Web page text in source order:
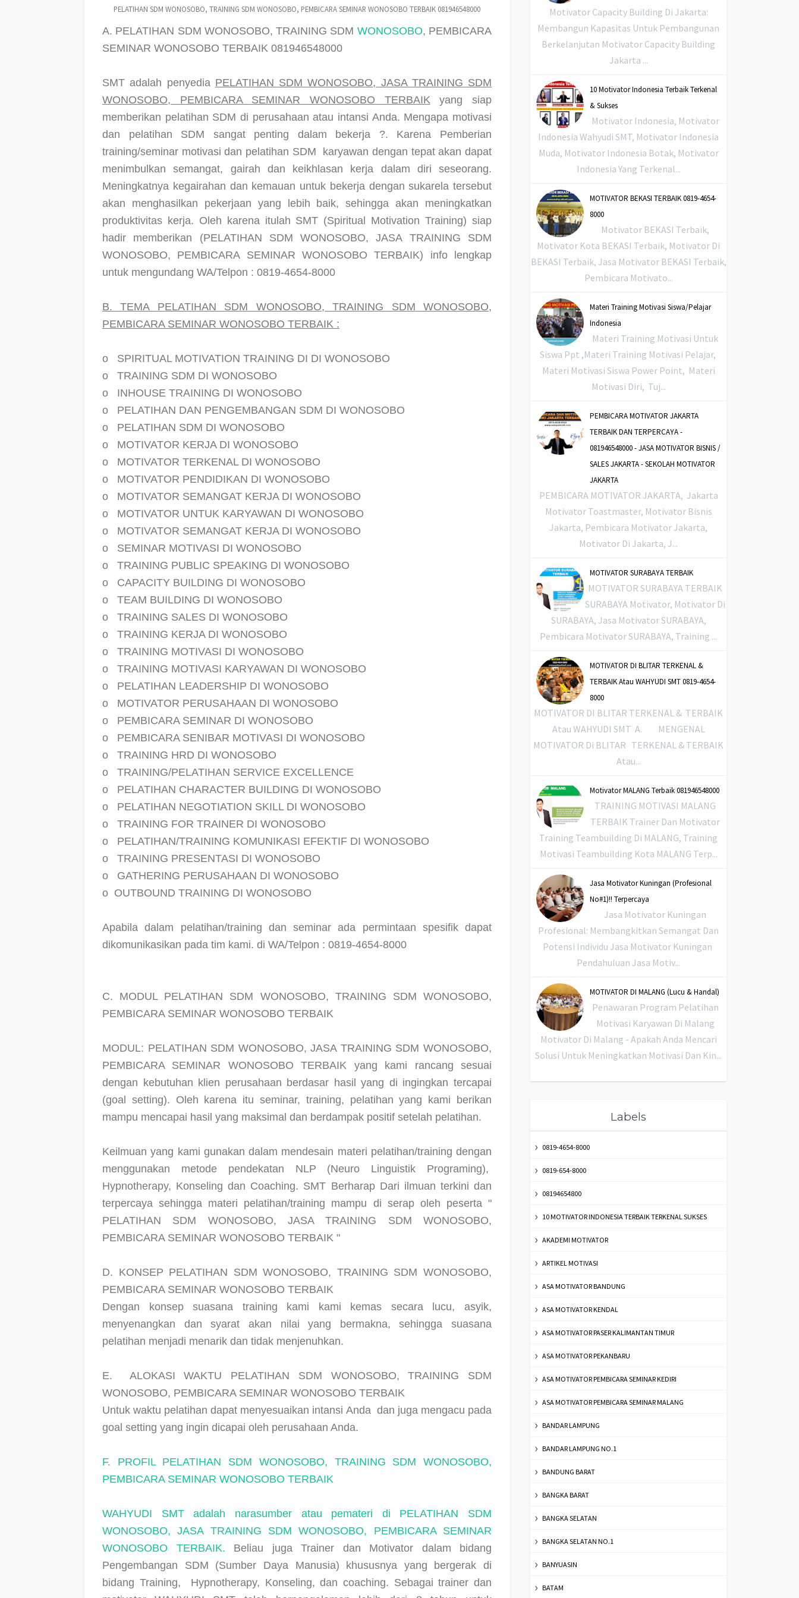
PELATIHAN SDM WONOSOBO, TRAINING SDM WONOSOBO, PEMBICARA SEMINAR WONOSOBO TERBAIK 081946548000
A. PELATIHAN SDM WONOSOBO, TRAINING SDM WONOSOBO, PEMBICARA
SEMINAR WONOSOBO TERBAIK 081946548000
SMT adalah penyedia PELATIHAN SDM WONOSOBO, JASA TRAINING SDM
WONOSOBO, PEMBICARA SEMINAR WONOSOBO TERBAIKyang siap
memberikan pelatihan SDM di perusahaan atau intansi Anda. Mengapa motivasi
dan pelatihan SDM sangat penting dalam bekerja ?. Karena Pemberian
training/seminar motivasi dan pelatihan SDM
karyawan dengan tepat akan dapat
menimbulkan semangat, gairah dan keikhlasan kerja dalam diri seseorang.
Meningkatnya kegairahan dan kemauan untuk bekerja dengan sukarela tersebut
akan menghasilkan pekerjaan yang lebih baik, sehingga akan meningkatkan
produktivitas kerja. Oleh karena itulah SMT (Spiritual Motivation Training) siap
hadir memberikan (PELATIHAN SDM WONOSOBO, JASA TRAINING SDM
WONOSOBO, PEMBICARA SEMINAR WONOSOBO TERBAIK) info lengkap
untuk mengundang WA/Telpon : 0819-4654-8000
B. TEMA PELATIHAN SDM WONOSOBO, TRAINING SDM WONOSOBO,
PEMBICARA SEMINAR WONOSOBO TERBAIK :
o
SPIRITUAL MOTIVATION TRAINING DI DI WONOSOBO
o
TRAINING SDM DI WONOSOBO
o
INHOUSE TRAINING DI WONOSOBO
o
PELATIHAN DAN PENGEMBANGAN SDM DI WONOSOBO
o
PELATIHAN SDM DI WONOSOBO
o
MOTIVATOR KERJA DI WONOSOBO
o
MOTIVATOR TERKENAL DI WONOSOBO
o
MOTIVATOR PENDIDIKAN DI WONOSOBO
o
MOTIVATOR SEMANGAT KERJA DI WONOSOBO
o
MOTIVATOR UNTUK KARYAWAN DI WONOSOBO
o
MOTIVATOR SEMANGAT KERJA DI WONOSOBO
o
SEMINAR MOTIVASI DI WONOSOBO
o
TRAINING PUBLIC SPEAKING DI WONOSOBO
o
CAPACITY BUILDING DI WONOSOBO
o
TEAM BUILDING DI WONOSOBO
o
TRAINING SALES DI WONOSOBO
o
TRAINING KERJA DI WONOSOBO
o
TRAINING MOTIVASI DI WONOSOBO
o
TRAINING MOTIVASI KARYAWAN DI WONOSOBO
o
PELATIHAN LEADERSHIP DI WONOSOBO
o
MOTIVATOR PERUSAHAAN DI WONOSOBO
o
PEMBICARA SEMINAR DI WONOSOBO
o
PEMBICARA SENIBAR MOTIVASI DI WONOSOBO
o
TRAINING HRD DI WONOSOBO
o
TRAINING/PELATIHAN SERVICE EXCELLENCE
o
PELATIHAN CHARACTER BUILDING DI WONOSOBO
o
PELATIHAN NEGOTIATION SKILL DI WONOSOBO
o
TRAINING FOR TRAINER DI WONOSOBO
o
PELATIHAN/TRAINING KOMUNIKASI EFEKTIF DI WONOSOBO
o
TRAINING PRESENTASI DI WONOSOBO
o
GATHERING PERUSAHAAN DI WONOSOBO
o OUTBOUND TRAINING DI WONOSOBO
Apabila dalam pelatihan/training dan seminar ada permintaan spesifik dapat
dikomunikasikan pada tim kami. di WA/Telpon : 0819-4654-8000
C. MODUL PELATIHAN SDM WONOSOBO, TRAINING SDM WONOSOBO,
PEMBICARA SEMINAR WONOSOBO TERBAIK
MODUL: PELATIHAN SDM WONOSOBO, JASA TRAINING SDM WONOSOBO,
PEMBICARA SEMINAR WONOSOBO TERBAIK yang kami rancang sesuai
dengan kebutuhan klien perusahaan berdasar hasil yang di ingingkan tercapai
(goal setting). Oleh karena itu seminar, training, pelatihan yang kami berikan
mampu mencapai hasil yang maksimal dan berdampak positif setelah pelatihan.
Keilmuan yang kami gunakan dalam mendesain materi pelatihan/training dengan
menggunakan metode pendekatan NLP (Neuro Linguistik Programing),
Hypnotherapy, Konseling dan Coaching. SMT Berharap Dari ilmuan terkini dan
terpercaya sehingga materi pelatihan/training mampu di serap oleh peserta "
PELATIHAN SDM WONOSOBO, JASA TRAINING SDM WONOSOBO,
PEMBICARA SEMINAR WONOSOBO TERBAIK "
D. KONSEP PELATIHAN SDM WONOSOBO, TRAINING SDM WONOSOBO,
PEMBICARA SEMINAR WONOSOBO TERBAIK
Dengan konsep suasana training kami kami kemas secara lucu, asyik,
menyenangkan dan syarat akan nilai yang bermakna, sehingga suasana
pelatihan menjadi menarik dan tidak menjenuhkan.
E.
ALOKASI WAKTU PELATIHAN SDM WONOSOBO, TRAINING SDM
WONOSOBO, PEMBICARA SEMINAR WONOSOBO TERBAIK
Untuk waktu pelatihan dapat menyesuaikan intansi Anda dan juga mengacu pada
goal setting yang ingin dicapai oleh perusahaan Anda.
F. PROFIL PELATIHAN SDM WONOSOBO, TRAINING SDM WONOSOBO,
PEMBICARA SEMINAR WONOSOBO TERBAIK
WAHYUDI SMTadalah narasumber atau pemateri di PELATIHAN SDM
WONOSOBO, JASA TRAINING SDM WONOSOBO, PEMBICARA SEMINAR
WONOSOBO TERBAIK. Beliau juga Trainer dan Motivator dalam bidang
Pengembangan SDM (Sumber Daya Manusia) khususnya yang bergerak di
bidang Training,
Hypnotherapy, Konseling, dan coaching. Sebagai trainer dan
Motivator Capacity Building Di Jakarta:
Membangun Kapasitas Untuk Pembangunan
Berkelanjutan Motivator Capacity Building
Jakarta ...
10 Motivator Indonesia Terbaik Terkenal
& Sukses
Motivator Indonesia, Motivator
Indonesia Wahyudi SMT, Motivator Indonesia
Muda, Motivator Indonesia Botak, Motivator
Indonesia Yang Terkenal...
MOTIVATOR BEKASI TERBAIK 0819-4654-
8000
Motivator BEKASI Terbaik,
Motivator Kota BEKASI Terbaik, Motivator Di
BEKASI Terbaik, Jasa Motivator BEKASI Terbaik,
Pembicara Motivato...
Materi Training Motivasi Siswa/Pelajar
Indonesia
Materi Training Motivasi Untuk
Siswa Ppt ,Materi Training Motivasi Pelajar,
Materi Motivasi Siswa Power Point, Materi
Motivasi Diri, Tuj...
PEMBICARA MOTIVATOR JAKARTA
TERBAIK DAN TERPERCAYA -
081946548000 - JASA MOTIVATOR BISNIS /
SALES JAKARTA - SEKOLAH MOTIVATOR
JAKARTA
PEMBICARA MOTIVATOR JAKARTA, Jakarta
Motivator Toastmaster, Motivator Bisnis
Jakarta, Pembicara Motivator Jakarta,
Motivator Di Jakarta, J...
MOTIVATOR SURABAYA TERBAIK
MOTIVATOR SURABAYA TERBAIK
SURABAYA Motivator, Motivator Di
SURABAYA, Jasa Motivator SURABAYA,
Pembicara Motivator SURABAYA, Training ...
MOTIVATOR DI BLITAR TERKENAL &
TERBAIK Atau WAHYUDI SMT 0819-4654-
8000
MOTIVATOR DI BLITAR TERKENAL & TERBAIK
Atau WAHYUDI SMT A. MENGENAL
MOTIVATOR Di BLITAR TERKENAL & TERBAIK
Atau...
Motivator MALANG Terbaik 081946548000
TRAINING MOTIVASI MALANG
TERBAIK Trainer Dan Motivator
Training Teambuilding Di MALANG, Training
Motivasi Teambuilding Kota MALANG Terp...
Jasa Motivator Kuningan (Profesional
No#1)!! Terpercaya
Jasa Motivator Kuningan
Profesional: Membangkitkan Semangat Dan
Potensi Individu Jasa Motivator Kuningan
Pendahuluan Jasa Motiv...
MOTIVATOR DI MALANG (Lucu & Handal)
Penawaran Program Pelatihan
Motivasi Karyawan Di Malang
Motivator Di Malang - Apakah Anda Mencari
Solusi Untuk Meningkatkan Motivasi Dan Kin...
Labels
0819-4654-8000
0819-654-8000
08194654800
10 MOTIVATOR INDONESIA TERBAIK TERKENAL SUKSES
AKADEMI MOTIVATOR
ARTIKEL MOTIVASI
ASA MOTIVATOR BANDUNG
ASA MOTIVATOR KENDAL
ASA MOTIVATOR PASER KALIMANTAN TIMUR
ASA MOTIVATOR PEKANBARU
ASA MOTIVATOR PEMBICARA SEMINAR KEDIRI
ASA MOTIVATOR PEMBICARA SEMINAR MALANG
BANDAR LAMPUNG
BANDAR LAMPUNG NO.1
BANDUNG BARAT
BANGKA BARAT
BANGKA SELATAN
BANGKA SELATAN NO.1
BANYUASIN
BATAM